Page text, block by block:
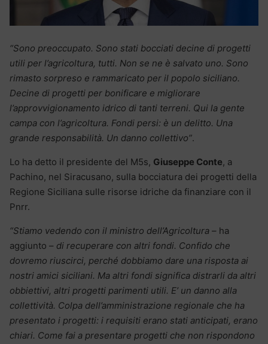
“Sono preoccupato. Sono stati bocciati decine di progetti
utili per l’agricoltura, tutti. Non se ne è salvato uno. Sono
rimasto sorpreso e rammaricato per il popolo siciliano.
Decine di progetti per bonificare e migliorare
l’approvvigionamento idrico di tanti terreni. Qui la gente
campa con l’agricoltura. Fondi persi: è un delitto. Una
grande responsabilità. Un danno collettivo”.
Lo ha detto il presidente del M5s, Giuseppe Conte, a
Pachino, nel Siracusano, sulla bocciatura dei progetti della
Regione Siciliana sulle risorse idriche da finanziare con il
Pnrr.
“Stiamo vedendo con il ministro dell’Agricoltura – ha
aggiunto – di recuperare con altri fondi. Confido che
dovremo riuscirci, perché dobbiamo dare una risposta ai
nostri amici siciliani. Ma altri fondi significa distrarli da altri
obbiettivi, altri progetti parimenti utili. E’ un danno alla
collettività. Colpa dell’amministrazione regionale che ha
presentato i progetti: i requisiti erano stati anticipati, erano
chiari. Come fai a presentare progetti che non rispondono